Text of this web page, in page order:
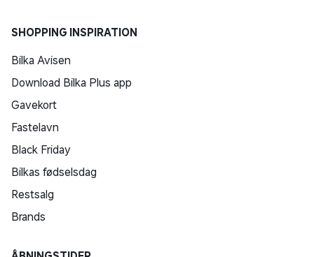
SHOPPING INSPIRATION
Bilka Avisen
Download Bilka Plus app
Gavekort
Fastelavn
Black Friday
Bilkas fødselsdag
Restsalg
Brands